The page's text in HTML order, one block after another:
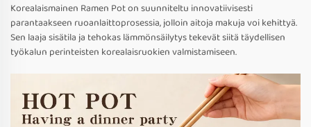
Korealaismainen Ramen Pot on suunniteltu innovatiivisesti
parantaakseen ruoanlaittoprosessia, jolloin aitoja makuja voi kehittyä.
Sen laaja sisätila ja tehokas lämmönsäilytys tekevät siitä täydellisen
työkalun perinteisten korealaisruokien valmistamiseen.